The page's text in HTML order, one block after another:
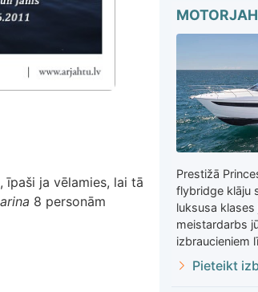
ja vēlamies, lai tā
8 personām
Prestižā
flybridge klāju
luksusa
meistardarbs
izbraucieniem
Pieteikt